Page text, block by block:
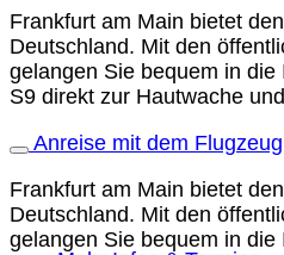
Frankfurt am Main bietet
Deutschland. Mit den
gelangen Sie bequem in
S9 direkt zur Hautwache
Anreise mit dem Flugzeug
Frankfurt am Main bietet
Deutschland. Mit den
gelangen Sie bequem in